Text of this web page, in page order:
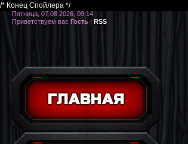
/* Конец Спойлера */
ГЛАВНАЯ
Пятница, 07.08.2026, 09:14
Приветствуем вас Гость | RSS